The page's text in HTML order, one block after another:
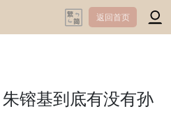
返回首页
镕基到底有没有孙